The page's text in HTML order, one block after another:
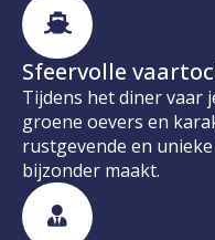
Sfeervolle
Tijdens het diner vaar
groene oevers en
rustgevende en
bijzonder maakt.